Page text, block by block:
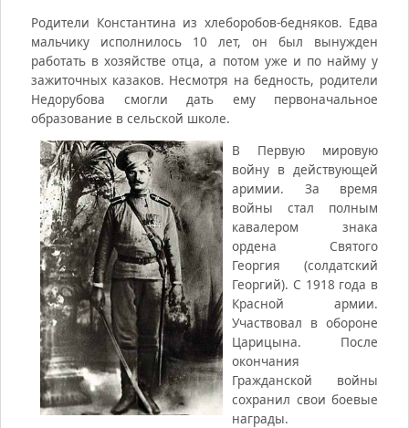
Родители Константина из хлеборобов-бедняков. Едва
мальчику исполнилось 10 лет, он был вынужден
работать в хозяйстве отца, а потом уже и по найму у
зажиточных казаков. Несмотря на бедность, родители
Недорубова смогли дать ему первоначальное
образование в сельской школе.
В Первую мировую
войну в действующей
аримии. За время
войны стал полным
кавалером знака
ордена Святого
Георгия (солдатский
Георгий). С 1918 года в
Красной армии.
Участвовал в обороне
Царицына. После
окончания
Гражданской войны
сохранил свои боевые
награды.